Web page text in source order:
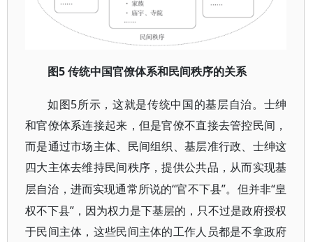
图5 传统中国官僚体系和民间秩序的关系
如图 5所示，这就是传统中国的基层自治。士绅
和官僚体系连接起来，但是官僚不直接去管控民间，
而是通过市场主体、民间组织、基层准行政、士绅这
四大主体去维持民间秩序，提供公共品，从而实现基
层自治，进而实现通常所说的“官不下县”。但并非“皇
权不下县”，因为权力是下基层的，只不过是政府授权
于民间主体，这些民间主体的工作人员都是不拿政府